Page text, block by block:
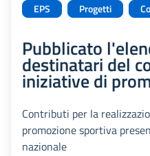
EPS Progetti
Pubblicato
destinatari del
iniziative di
Contributi per la
promozione sportiva
nazionale